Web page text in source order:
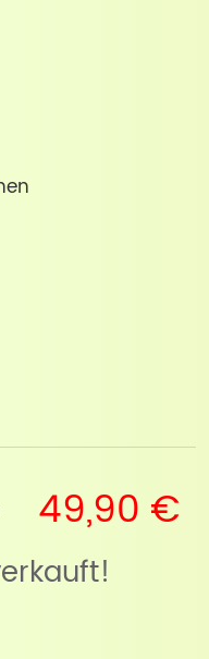
49,90 €